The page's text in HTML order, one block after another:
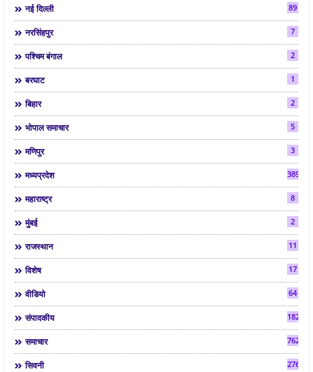
नई दिल्ली 89
नरसिंहपुर 7
पश्चिम बंगाल 2
बरघाट 1
बिहार 2
भोपाल समाचार 5
मणिपुर 3
मध्यप्रदेश 3892
महाराष्ट्र 8
मुंबई 2
राजस्थान 11
विशेष 17
वीडियो 64
संपादकीय 182
समाचार 7624
सिवनी 2763